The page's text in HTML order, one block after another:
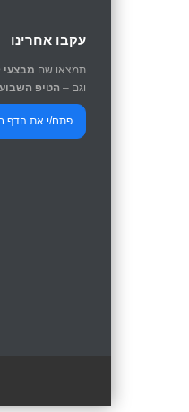
עקבו אחרינו
תמצאו שם מבצעי
וגם – הטיפ
פתח/י את הדף